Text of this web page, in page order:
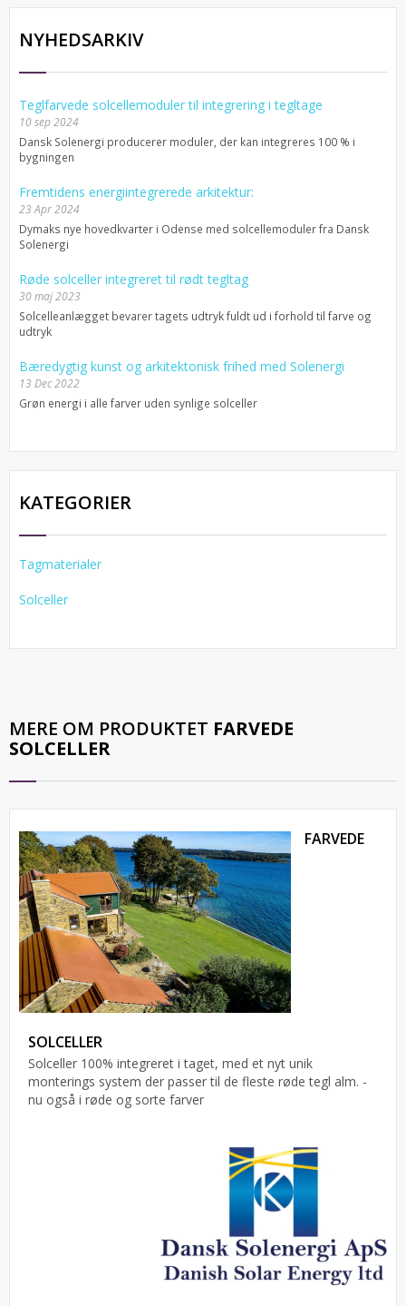
NYHEDSARKIV
Teglfarvede solcellemoduler til integrering i tegltage
10 sep 2024
Dansk Solenergi producerer moduler, der kan integreres 100 % i
bygningen
Fremtidens energiintegrerede arkitektur:
23 Apr 2024
Dymaks nye hovedkvarter i Odense med solcellemoduler fra Dansk
Solenergi
Røde solceller integreret til rødt tegltag
30 maj 2023
Solcelleanlægget bevarer tagets udtryk fuldt ud i forhold til farve og
udtryk
Bæredygtig kunst og arkitektonisk frihed med Solenergi
13 Dec 2022
Grøn energi i alle farver uden synlige solceller
KATEGORIER
Tagmaterialer
Solceller
MERE OM PRODUKTET FARVEDE
SOLCELLER
FARVEDE
SOLCELLER
Solceller 100% integreret i taget, med et nyt unik
monterings system der passer til de fleste røde tegl alm. -
nu også i røde og sorte farver